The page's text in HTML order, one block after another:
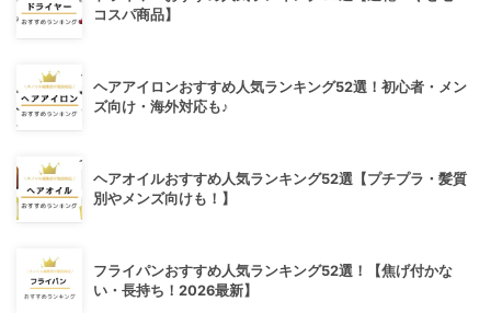
コスパ商品】
ヘアアイロンおすすめ人気ランキング52選！初心者・メン
ズ向け・海外対応も♪
ヘアオイルおすすめ人気ランキング52選【プチプラ・髪質
別やメンズ向けも！】
フライパンおすすめ人気ランキング52選！【焦げ付かな
い・長持ち！2026最新】